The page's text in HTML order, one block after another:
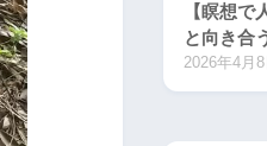
【瞑想
と向き合
2026年4月8